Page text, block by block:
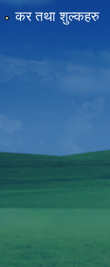
कर तथा शुल्कहरु